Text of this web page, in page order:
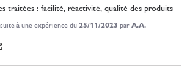
traitées : facilité, réactivité, qualité des produits
à une expérience du25/11/2023 parA.A.